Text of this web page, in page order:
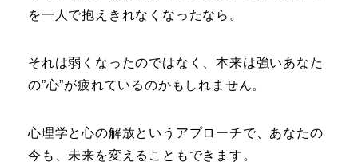
を一人で抱えきれなくなったなら。
それは弱くなったのではなく、本来は強いあなた
の”心”が疲れているのかもしれません。
心理学と心の解放というアプローチで、あなたの
今も、未来を変えることもできます。